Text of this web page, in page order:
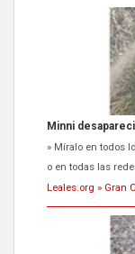
Minni
» Míralo en todos
o en todas las
Leales.org » Gran